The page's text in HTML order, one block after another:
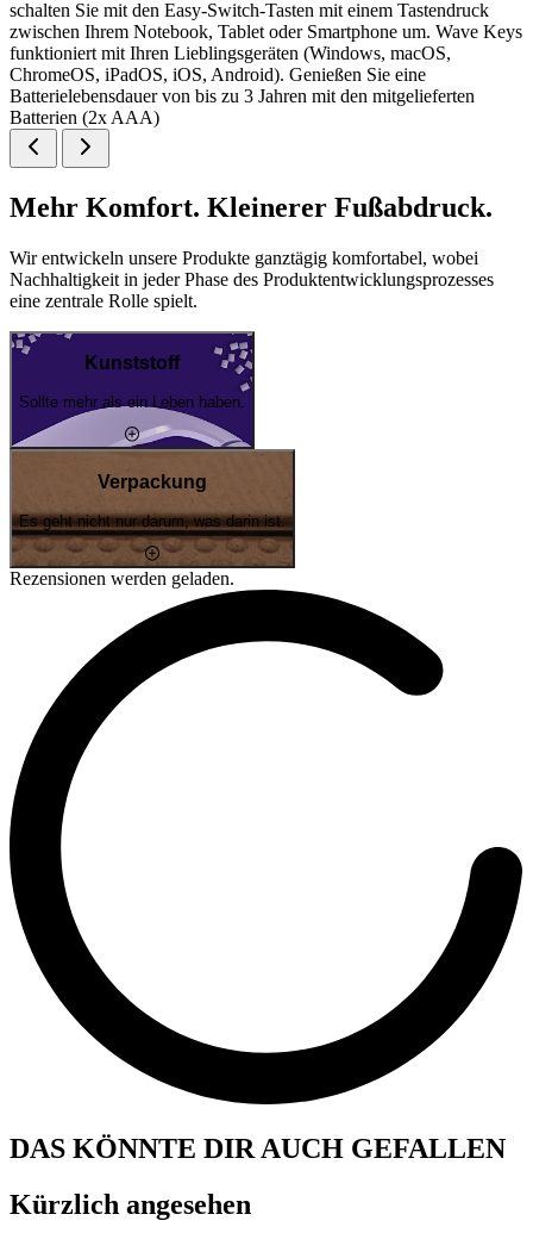
schalten Sie mit den Easy-Switch-Tasten mit einem Tastendruck
zwischen Ihrem Notebook, Tablet oder Smartphone um. Wave Keys
funktioniert mit Ihren Lieblingsgeräten (Windows, macOS,
ChromeOS, iPadOS, iOS, Android). Genießen Sie eine
Batterielebensdauer von bis zu 3 Jahren mit den mitgelieferten
Batterien (2x AAA)
Mehr Komfort. Kleinerer Fußabdruck.
Wir entwickeln unsere Produkte ganztägig komfortabel, wobei
Nachhaltigkeit in jeder Phase des Produktentwicklungsprozesses
eine zentrale Rolle spielt.
Kunststoff
Sollte mehr als ein Leben haben.
Verpackung
Es geht nicht nur darum, was darin ist.
Rezensionen werden geladen.
DAS KÖNNTE DIR AUCH GEFALLEN
Kürzlich angesehen